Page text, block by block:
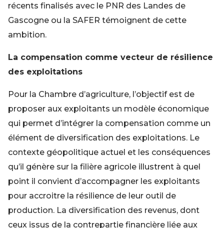
récents finalisés avec le PNR des Landes de
Gascogne ou la SAFER témoignent de cette
ambition.
La compensation comme vecteur de résilience
des exploitations
Pour la Chambre d’agriculture, l’objectif est de
proposer aux exploitants un modèle économique
qui permet d’intégrer la compensation comme un
élément de diversification des exploitations. Le
contexte géopolitique actuel et les conséquences
qu’il génère sur la filière agricole illustrent à quel
point il convient d’accompagner les exploitants
pour accroitre la résilience de leur outil de
production. La diversification des revenus, dont
ceux issus de la contrepartie financière liée aux